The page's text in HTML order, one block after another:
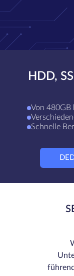
HDD,
Von 480GB
Schnelle